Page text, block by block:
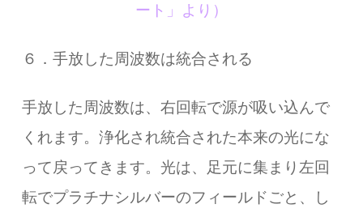
ート」より）
６．手放した周波数は統合される
手放した周波数は、右回転で源が吸い込んで
くれます。浄化され統合された本来の光にな
って戻ってきます。光は、足元に集まり左回
転でプラチナシルバーのフィールドごと、し